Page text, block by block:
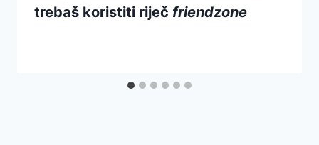
trebaš koristiti riječ friendzone